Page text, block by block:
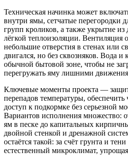
Техническая начинка может
внутри ямы, сетчатые перегородки
групп кроликов, а также укрытие из
лёгкой теплоизоляции. Вентиляция
небольшие отверстия в стенах или
двигался, но без сквозняков. Вода и
обычной бытовой зоне, чтобы не
перегружать яму лишними
Ключевые моменты проекта —
перепадов температуры,
доступ к подкормке без серьезной
Вариантов исполнения множество:
ям в песке до капитальных
двойной стенкой и дренажной
остаётся такой: за счёт грунта и
естественный микроклимат,